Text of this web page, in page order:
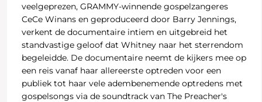
veelgeprezen, GRAMMY-winnende gospelzangeres
CeCe Winans en geproduceerd door Barry Jennings,
verkent de documentaire intiem en uitgebreid het
standvastige geloof dat Whitney naar het sterrendom
begeleidde. De documentaire neemt de kijkers mee op
een reis vanaf haar allereerste optreden voor een
publiek tot haar vele adembenemende optredens met
gospelsongs via de soundtrack van The Preacher's